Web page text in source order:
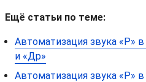
Ещё статьи по теме:
Автоматизация звука «Р»
и «Др»
Автоматизация звука «Р» в